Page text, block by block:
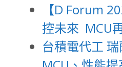
【D Forum
控未來 MCU
台積電代工